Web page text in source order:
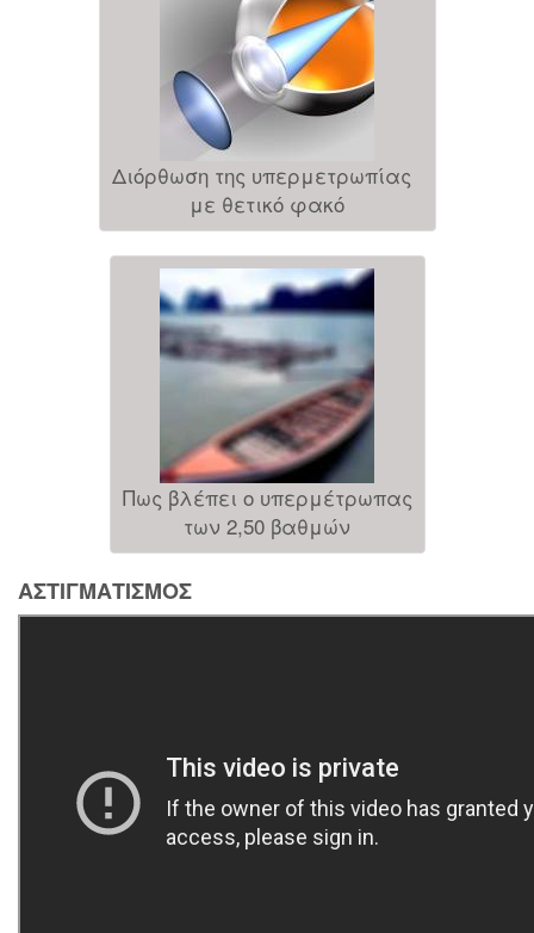
Διόρθωση της υπερμετρωπίας
με θετικό φακό
Πως βλέπει ο υπερμέτρωπας
των 2,50 βαθμών
ΑΣΤΙΓΜΑΤΙΣΜΟΣ